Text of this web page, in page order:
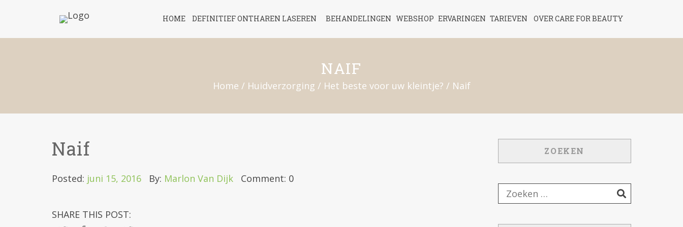
HOME DEFINITIEF ONTHAREN LASEREN BEHANDELINGEN WEBSHOP ERVARINGEN TARIEVEN OVER CARE FOR BEAUTY
NAIF
Home / Huidverzorging / Het beste voor uw kleintje? / Naif
Naif
Posted: juni 15, 2016 By: Marlon Van Dijk Comment: 0
SHARE THIS POST:
ZOEKEN